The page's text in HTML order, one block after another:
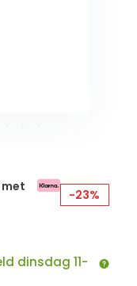
-23%
dinsdag 11-